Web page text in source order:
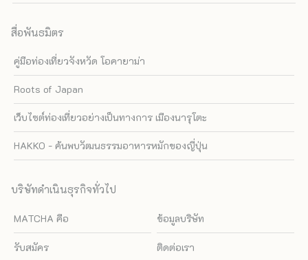
สื่อพันธมิตร
คู่มือท่องเที่ยวจังหวัด โอคายาม่า
Roots of Japan
เว็บไซต์ท่องเที่ยวอย่างเป็นทางการ เมืองนารุโตะ
HAKKO - ค้นพบวัฒนธรรมอาหารหมักของญี่ปุ่น
บริษัทดำเนินธุรกิจทั่วไป
MATCHA คือ ข้อมูลบริษัท
รับสมัคร ติดต่อเรา